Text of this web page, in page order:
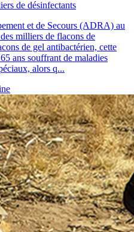
de désinfectants
et de Secours (ADRA) au
milliers de flacons de
de gel antibactérien, cette
ans souffrant de maladies
alors q...